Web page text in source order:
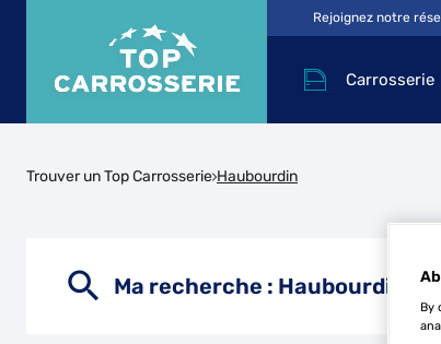
Carrosserie
Rejoignez notre
Trouver un Top Carrosserie Haubourdin
Ma recherche : Haubourdin
By